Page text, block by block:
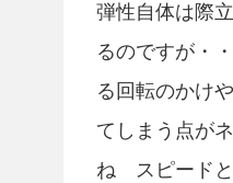
弾性自体は際
るのですが・
る回転のかけ
てしまう点が
ね スピードと